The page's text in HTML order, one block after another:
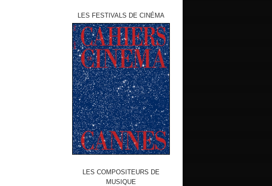
LES FESTIVALS DE CINÉMA
LES COMPOSITEURS DE
MUSIQUE